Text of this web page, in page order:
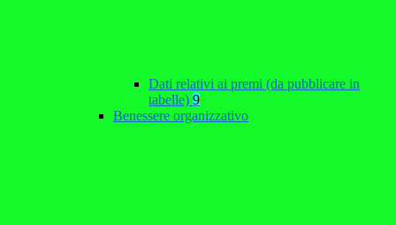
Dati relativi ai premi (da pubblicare in
tabelle) 9
Benessere organizzativo